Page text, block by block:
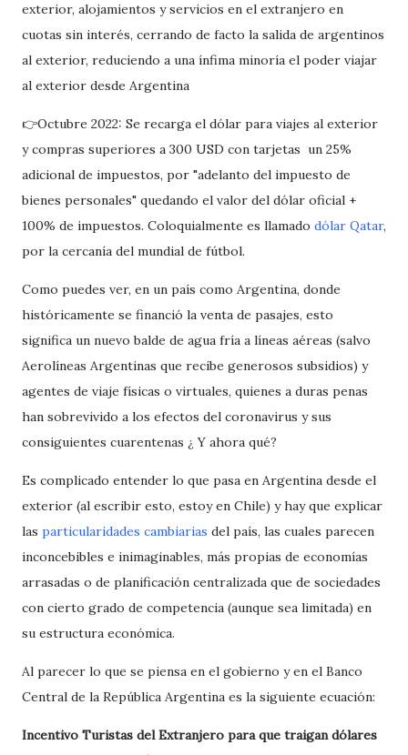
exterior, alojamientos y servicios en el extranjero en
cuotas sin interés, cerrando de facto la salida de argentinos
al exterior, reduciendo a una ínfima minoría el poder viajar
al exterior desde Argentina
👉Octubre 2022: Se recarga el dólar para viajes al exterior
y compras superiores a 300 USD con tarjetas un 25%
adicional de impuestos, por "adelanto del impuesto de
bienes personales" quedando el valor del dólar oficial +
100% de impuestos. Coloquialmente es llamado dólar Qatar,
por la cercanía del mundial de fútbol.
Como puedes ver, en un país como Argentina, donde
históricamente se financió la venta de pasajes, esto
significa un nuevo balde de agua fría a líneas aéreas (salvo
Aerolíneas Argentinas que recibe generosos subsidios) y
agentes de viaje físicas o virtuales, quienes a duras penas
han sobrevivido a los efectos del coronavirus y sus
consiguientes cuarentenas ¿ Y ahora qué?
Es complicado entender lo que pasa en Argentina desde el
exterior (al escribir esto, estoy en Chile) y hay que explicar
las particularidades cambiarias del país, las cuales parecen
inconcebibles e inimaginables, más propias de economías
arrasadas o de planificación centralizada que de sociedades
con cierto grado de competencia (aunque sea limitada) en
su estructura económica.
Al parecer lo que se piensa en el gobierno y en el Banco
Central de la República Argentina es la siguiente ecuación:
Incentivo Turistas del Extranjero para que traigan dólares